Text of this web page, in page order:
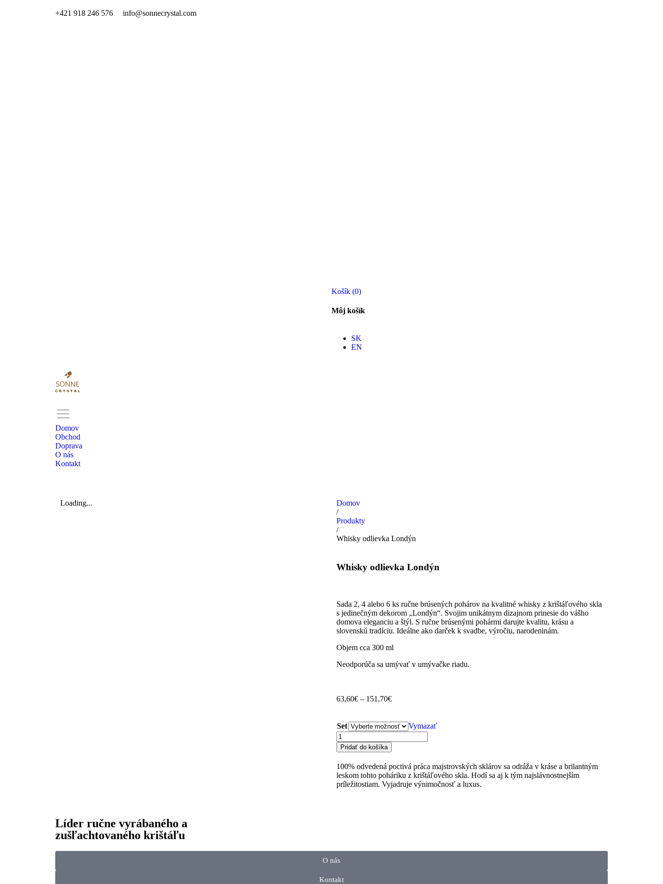
+421 918 246 576 info@sonnecrystal.com
Košík (0)
Môj košík
SK
EN
Domov
Obchod
Doprava
O nás
Kontakt
Loading...
Domov
/
Produkty
/
Whisky odlievka Londýn
Whisky odlievka Londýn
Sada 2, 4 alebo 6 ks ručne brúsených pohárov na kvalitné whisky z krištáľového skla
s jedinečným dekorom „Londýn“. Svojim unikátnym dizajnom prinesie do vášho
domova eleganciu a štýl. S ručne brúsenými pohármi darujte kvalitu, krásu a
slovenskú tradíciu. Ideálne ako darček k svadbe, výročiu, narodeninám.
Objem cca 300 ml
Neodporúča sa umývať v umývačke riadu.
63,60€ – 151,70€
Set Vymazať
Pridať do košíka
100% odvedená poctivá práca majstrovských sklárov sa odráža v kráse a brilantným
leskom tohto poháriku z krištáľového skla. Hodí sa aj k tým najslávnostnejším
príležitostiam. Vyjadruje výnimočnosť a luxus.
Líder ručne vyrábaného a
zušľachtovaného krištáľu
O nás
Kontakt